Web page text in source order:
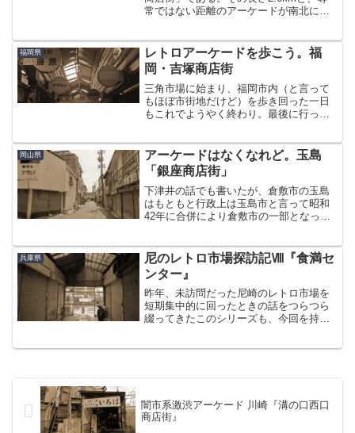
常ではない距離のアーケードが南北に伸
グ的にはそそられる場所ではない。本日
の目的地はここではな...
福岡県
レトロアーケードを歩こう。福
岡・吉塚商店街
三角市場に始まり、福岡市内（と言って
もほぼ市街地だけど）を歩き回った一日
もこれでようやく終わり。最後に行った
らず、住宅街に埋没するかのように完全
に付近の下町風景に溶け込...
岡山県
アーケードはなくなれど。玉島
「銀座商店街」
下津井の話でも書いたが、倉敷市の玉島
はもともと行政上は玉島市と言って昭和
42年に合併により倉敷市の一部となっ
戸時代に干拓が進められて少しずつ陸地
化して行き、戦後は市街化...
兵庫県
尼のレトロ市場探訪記Ⅷ『食満セ
ンター』
昨年、未訪問だった尼崎のレトロ市場を
短期集中的に回ったときの話をつらつら
綴ってきたこのシリーズも、今回を持っ
闇市系激渋アーケード 川崎『溝の口西口
商店街』